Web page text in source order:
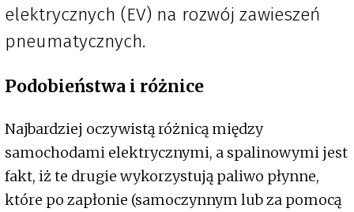
elektrycznych (EV) na rozwój zawieszeń
pneumatycznych.
Podobieństwa i różnice
Najbardziej oczywistą różnicą między
samochodami elektrycznymi, a spalinowymi jest
fakt, iż te drugie wykorzystują paliwo płynne,
które po zapłonie (samoczynnym lub za pomocą